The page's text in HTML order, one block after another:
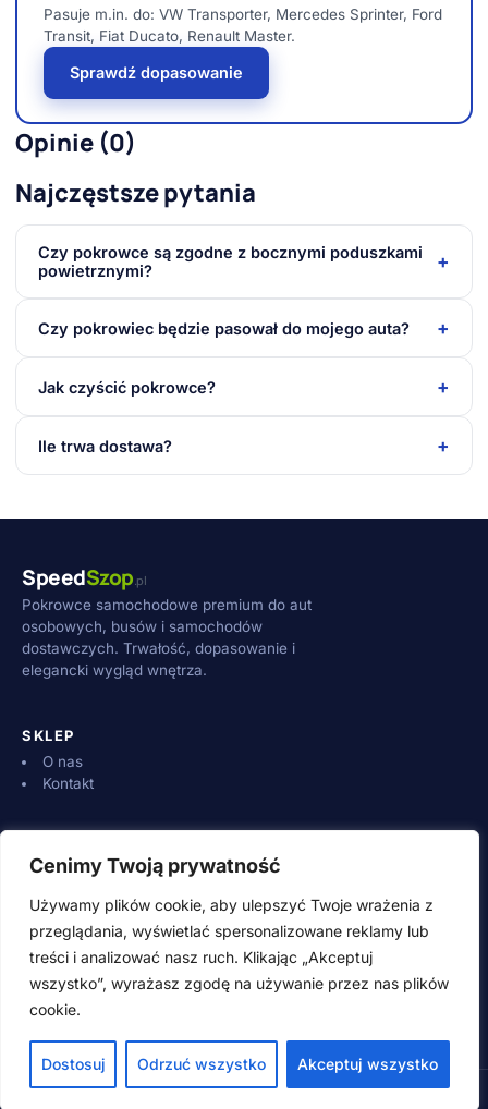
Cenimy Twoją prywatność
Używamy plików cookie, aby ulepszyć Twoje wrażenia z
przeglądania, wyświetlać spersonalizowane reklamy lub
treści i analizować nasz ruch. Klikając „Akceptuj
wszystko”, wyrażasz zgodę na używanie przez nas plików
cookie.
Dostosuj Odrzuć wszystko Akceptuj wszystko
Pasuje m.in. do: VW Transporter, Mercedes Sprinter, Ford
Transit, Fiat Ducato, Renault Master.
Sprawdź dopasowanie
Opinie (0)
Najczęstsze pytania
Czy pokrowce są zgodne z bocznymi poduszkami
powietrznymi?
+
Czy pokrowiec będzie pasował do mojego auta? +
Jak czyścić pokrowce? +
Ile trwa dostawa? +
SpeedSzop.pl
Pokrowce samochodowe premium do aut
osobowych, busów i samochodów
dostawczych. Trwałość, dopasowanie i
elegancki wygląd wnętrza.
SKLEP
O nas
Kontakt
Dostawa i płatności
Zwroty i reklamacje
Regulamin
KONTAKT
500 600 700 (pn–pt 8:00–16:00)